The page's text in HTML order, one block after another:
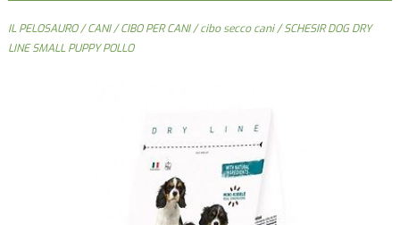
IL PELOSAURO/CANI/CIBO PER CANI/cibo secco cani/ SCHESIR DOG DRY
LINE SMALL PUPPY POLLO